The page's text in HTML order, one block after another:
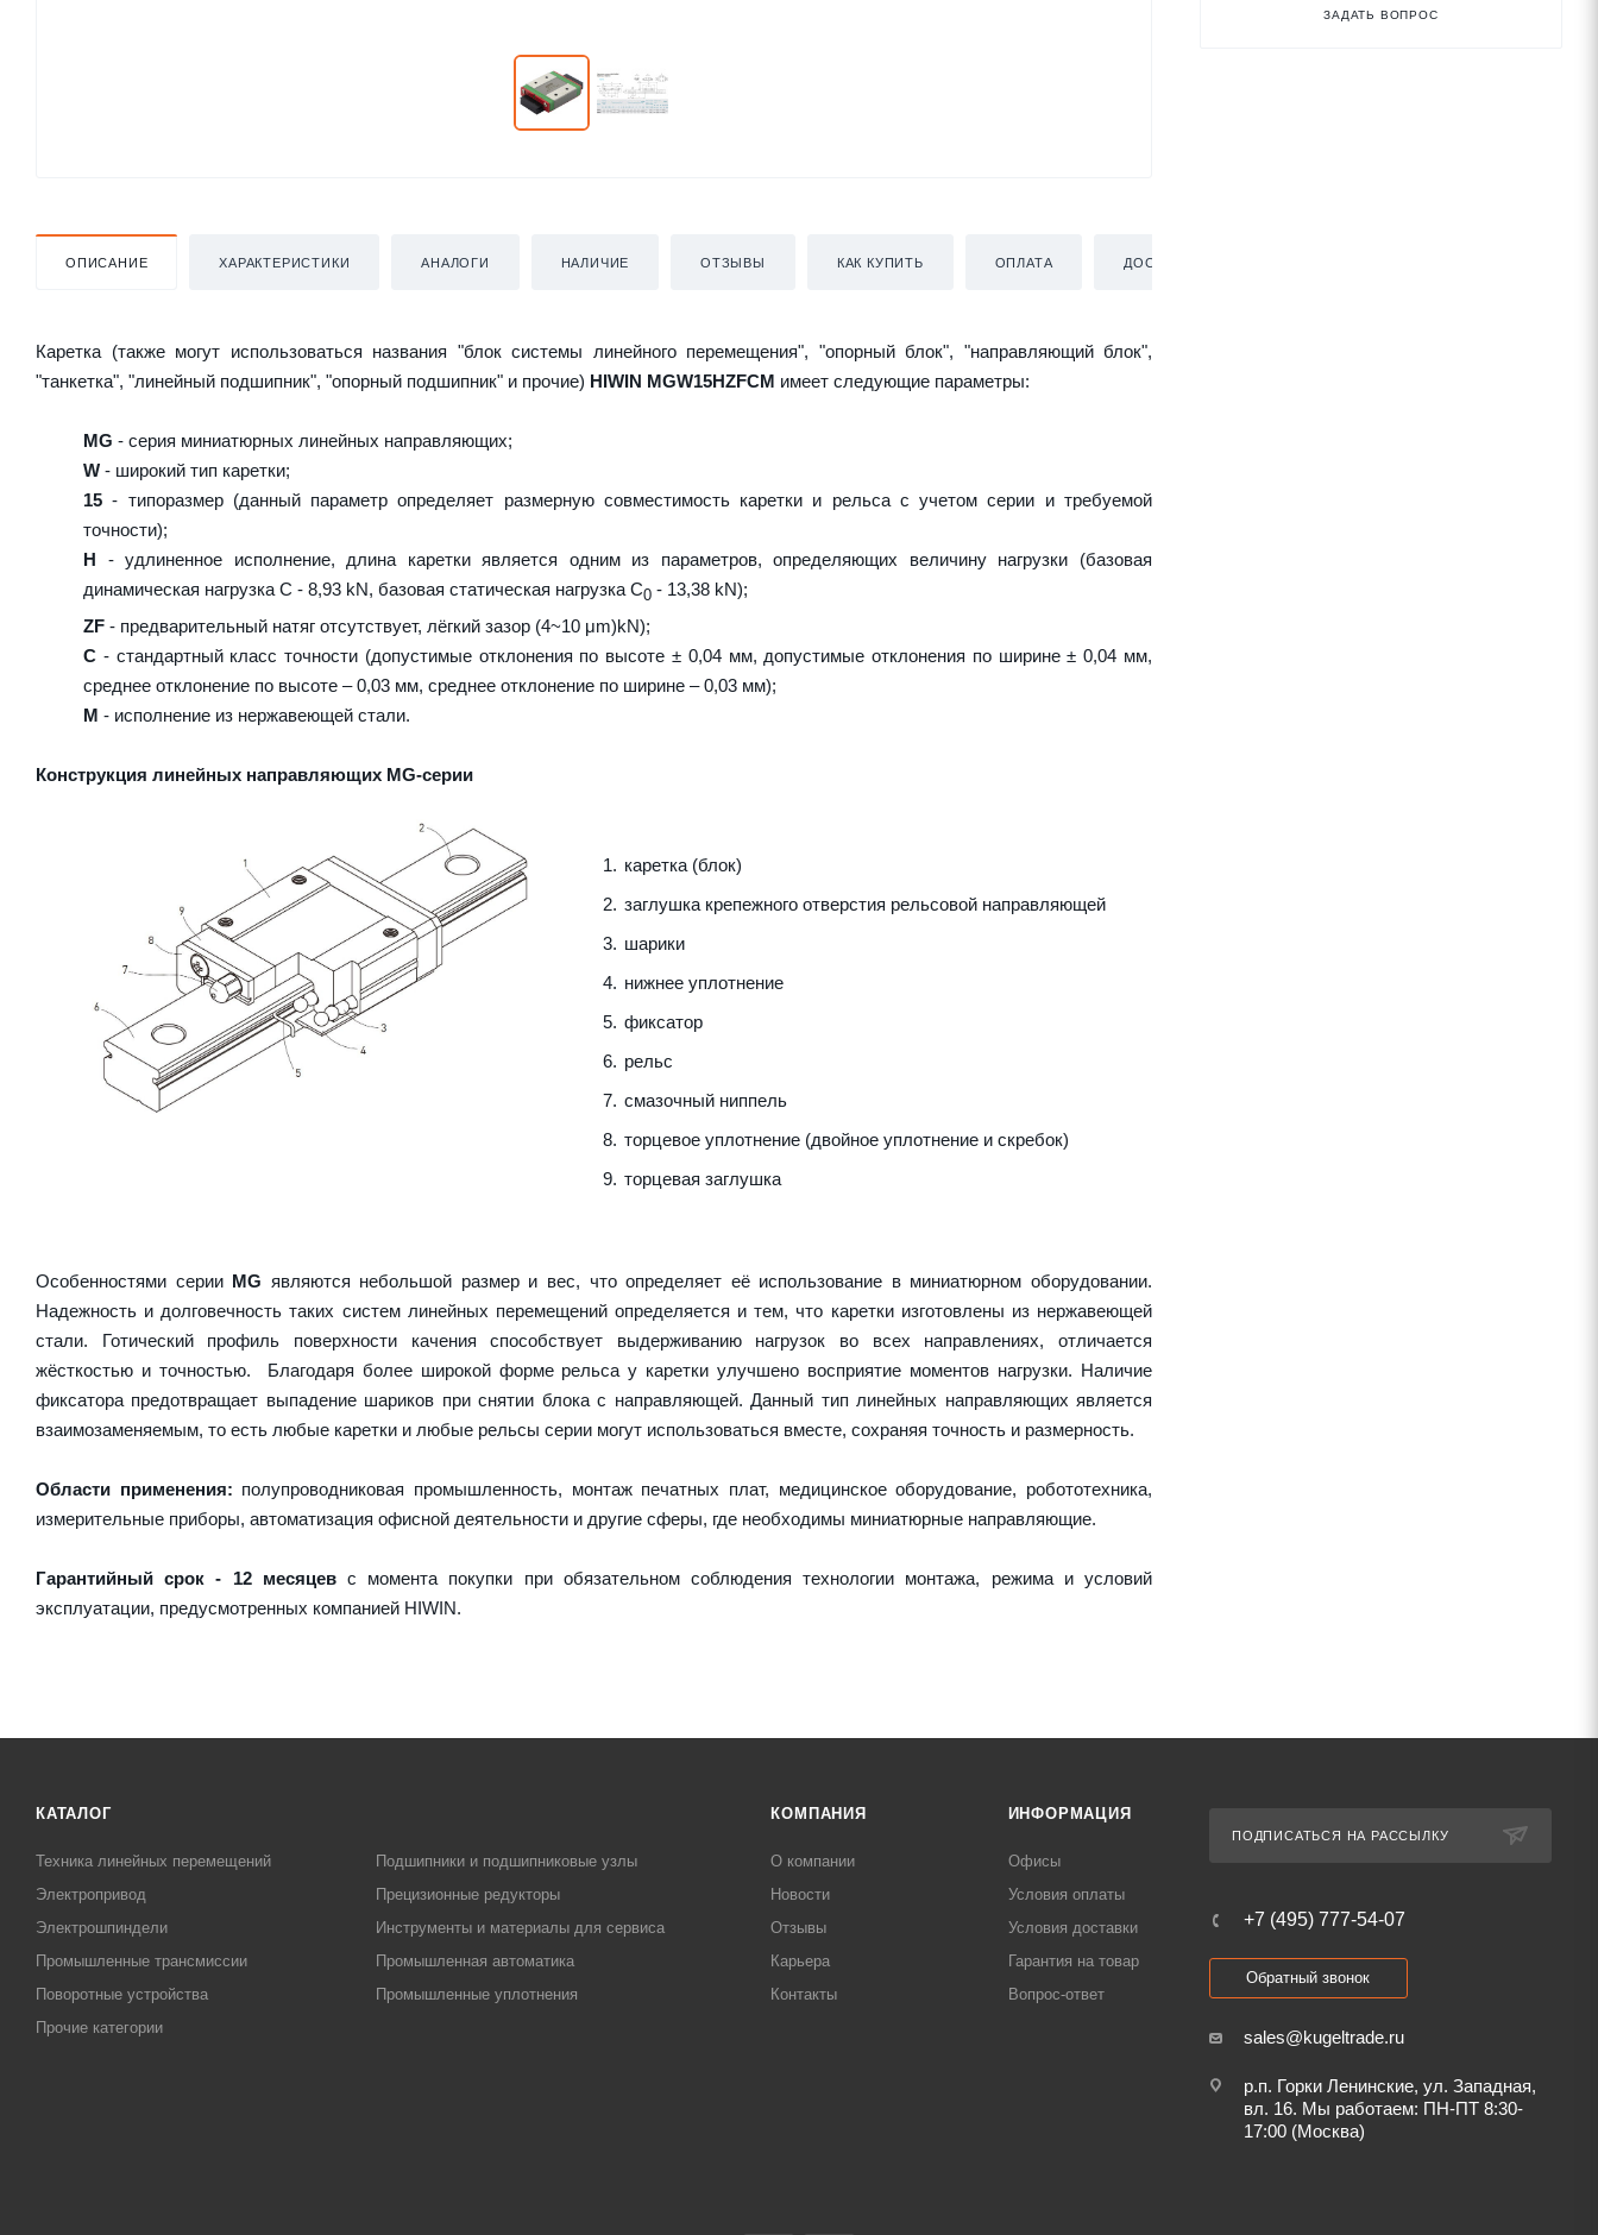
ОПИСАНИЕ ХАРАКТЕРИСТИКИ АНАЛОГИ НАЛИЧИЕ ОТЗЫВЫ КАК КУПИТЬ ОПЛАТА ДОСТАВКА
Каретка (также могут использоваться названия "блок системы линейного перемещения", "опорный блок", "направляющий блок",
"танкетка", "линейный подшипник", "опорный подшипник" и прочие) HIWIN MGW15HZFCM имеет следующие параметры:
MG - серия миниатюрных линейных направляющих;
W - широкий тип каретки;
15 - типоразмер (данный параметр определяет размерную совместимость каретки и рельса с учетом серии и требуемой
точности);
H - удлиненное исполнение, длина каретки является одним из параметров, определяющих величину нагрузки (базовая
динамическая нагрузка C - 8,93 kN, базовая статическая нагрузка С0 - 13,38 kN);
ZF - предварительный натяг отсутствует, лёгкий зазор (4~10 μm)kN);
C - стандартный класс точности (допустимые отклонения по высоте ± 0,04 мм, допустимые отклонения по ширине ± 0,04 мм,
среднее отклонение по высоте – 0,03 мм, среднее отклонение по ширине – 0,03 мм);
M - исполнение из нержавеющей стали.
Конструкция линейных направляющих MG-серии
каретка (блок)
заглушка крепежного отверстия рельсовой направляющей
шарики
нижнее уплотнение
фиксатор
рельс
смазочный ниппель
торцевое уплотнение (двойное уплотнение и скребок)
торцевая заглушка
Особенностями серии MG являются небольшой размер и вес, что определяет её использование в миниатюрном оборудовании.
Надежность и долговечность таких систем линейных перемещений определяется и тем, что каретки изготовлены из нержавеющей
стали. Готический профиль поверхности качения способствует выдерживанию нагрузок во всех направлениях, отличается
жёсткостью и точностью. Благодаря более широкой форме рельса у каретки улучшено восприятие моментов нагрузки. Наличие
фиксатора предотвращает выпадение шариков при снятии блока с направляющей. Данный тип линейных направляющих является
взаимозаменяемым, то есть любые каретки и любые рельсы серии могут использоваться вместе, сохраняя точность и размерность.
Области применения: полупроводниковая промышленность, монтаж печатных плат, медицинское оборудование, робототехника,
измерительные приборы, автоматизация офисной деятельности и другие сферы, где необходимы миниатюрные направляющие.
Гарантийный срок - 12 месяцевс момента покупки при обязательном соблюдения технологии монтажа, режима и условий
эксплуатации, предусмотренных компанией HIWIN.
ЗАДАТЬ ВОПРОС
КАТАЛОГ
Техника линейных перемещений
Подшипники и подшипниковые узлы
Электропривод
Прецизионные редукторы
Электрошпиндели
Инструменты и материалы для сервиса
Промышленные трансмиссии
Промышленная автоматика
Поворотные устройства
Промышленные уплотнения
Прочие категории
КОМПАНИЯ
О компании
Новости
Отзывы
Карьера
Контакты
ИНФОРМАЦИЯ
Офисы
Условия оплаты
Условия доставки
Гарантия на товар
Вопрос-ответ
ПОДПИСАТЬСЯ НА РАССЫЛКУ
+7 (495) 777-54-07
Обратный звонок
sales@kugeltrade.ru
р.п. Горки Ленинские, ул. Западная,
вл. 16. Мы работаем: ПН-ПТ 8:30-
17:00 (Москва)